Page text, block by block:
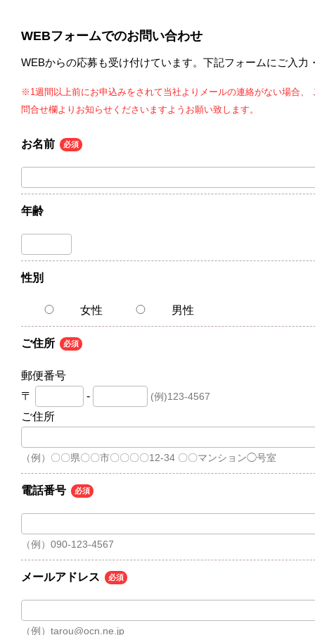
WEBフォームでのお問い合わせ
WEBからの応募も受け付けています。下記フォームにご入
※1週間以上前にお申込みをされて当社よりメールの連絡がない場合
問合せ欄よりお知らせくださいますようお願い致します。
お名前 必須
年齢
性別
女性 男性
ご住所 必須
郵便番号
〒
- (例)123-4567
ご住所
（例）〇〇県〇〇市〇〇〇〇12-34 〇〇マンション◯号室
電話番号 必須
（例）090-123-4567
メールアドレス 必須
（例）tarou@ocn.ne.jp